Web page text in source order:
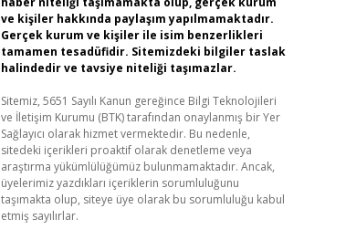
ve kişiler hakkında paylaşım yapılmamaktadır.
Gerçek kurum ve kişiler ile isim benzerlikleri
tamamen tesadüfidir. Sitemizdeki bilgiler taslak
halindedir ve tavsiye niteliği taşımazlar.
Sitemiz, 5651 Sayılı Kanun gereğince Bilgi Teknolojileri
ve İletişim Kurumu (BTK) tarafından onaylanmış bir Yer
Sağlayıcı olarak hizmet vermektedir. Bu nedenle,
sitedeki içerikleri proaktif olarak denetleme veya
araştırma yükümlülüğümüz bulunmamaktadır. Ancak,
üyelerimiz yazdıkları içeriklerin sorumluluğunu
taşımakta olup, siteye üye olarak bu sorumluluğu kabul
etmiş sayılırlar.